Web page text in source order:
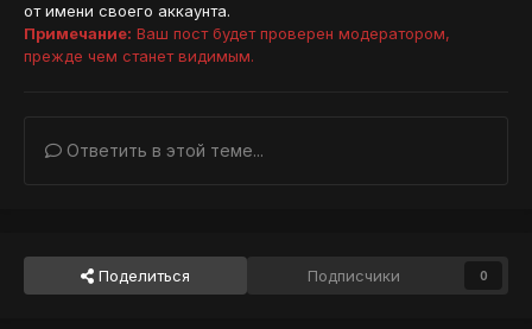
от имени своего аккаунта.
Примечание: Ваш пост будет проверен модератором,
прежде чем станет видимым.
Ответить в этой теме...
Поделиться Подписчики 0